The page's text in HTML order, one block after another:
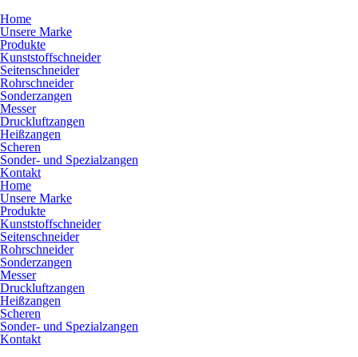
Home
Unsere Marke
Produkte
Kunststoffschneider
Seitenschneider
Rohrschneider
Sonderzangen
Messer
Druckluftzangen
Heißzangen
Scheren
Sonder- und Spezialzangen
Kontakt
Home
Unsere Marke
Produkte
Kunststoffschneider
Seitenschneider
Rohrschneider
Sonderzangen
Messer
Druckluftzangen
Heißzangen
Scheren
Sonder- und Spezialzangen
Kontakt